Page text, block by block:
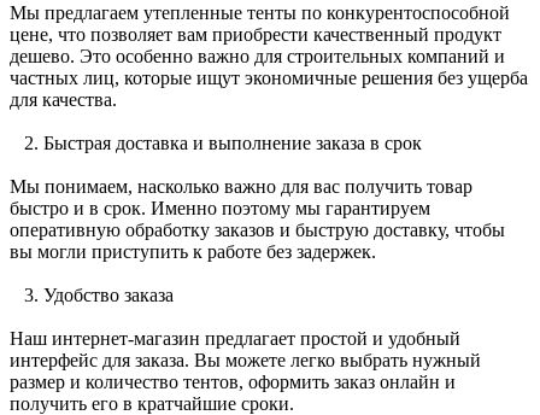
Мы предлагаем утепленные тенты по конкурентоспособной
цене, что позволяет вам приобрести качественный продукт
дешево. Это особенно важно для строительных компаний и
частных лиц, которые ищут экономичные решения без ущерба
для качества.
2. Быстрая доставка и выполнение заказа в срок
Мы понимаем, насколько важно для вас получить товар
быстро и в срок. Именно поэтому мы гарантируем
оперативную обработку заказов и быструю доставку, чтобы
вы могли приступить к работе без задержек.
3. Удобство заказа
Наш интернет-магазин предлагает простой и удобный
интерфейс для заказа. Вы можете легко выбрать нужный
размер и количество тентов, оформить заказ онлайн и
получить его в кратчайшие сроки.